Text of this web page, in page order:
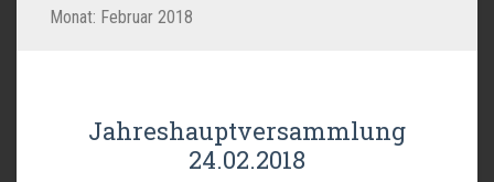
Monat: Februar 2018
Jahreshauptversammlung
24.02.2018